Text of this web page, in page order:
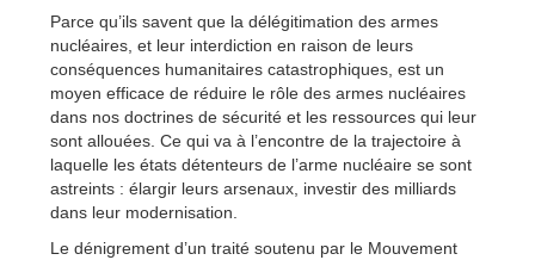
Parce qu’ils savent que la délégitimation des armes
nucléaires, et leur interdiction en raison de leurs
conséquences humanitaires catastrophiques, est un
moyen efficace de réduire le rôle des armes nucléaires
dans nos doctrines de sécurité et les ressources qui leur
sont allouées. Ce qui va à l’encontre de la trajectoire à
laquelle les états détenteurs de l’arme nucléaire se sont
astreints : élargir leurs arsenaux, investir des milliards
dans leur modernisation.
Le dénigrement d’un traité soutenu par le Mouvement